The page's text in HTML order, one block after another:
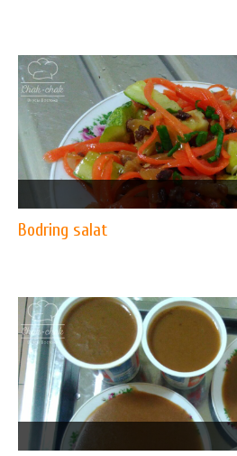
Bodring salat